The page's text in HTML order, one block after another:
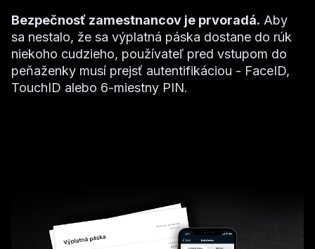
Bezpečnosť zamestnancov je prvoradá. Aby
sa nestalo, že sa výplatná páska dostane do rúk
niekoho cudzieho, používateľ pred vstupom do
peňaženky musí prejsť autentifikáciou - FaceID,
TouchID alebo 6-miestny PIN.